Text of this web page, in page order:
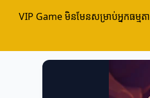
VIP Game មិនមែនសម្រាប់អ្នកធម្មតា